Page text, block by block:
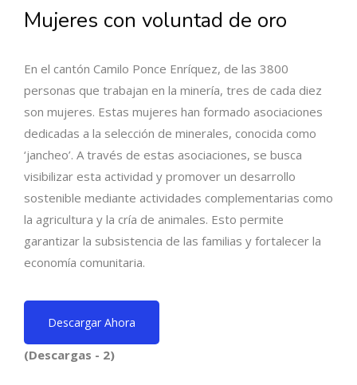
Mujeres con voluntad de oro
En el cantón Camilo Ponce Enríquez, de las 3800
personas que trabajan en la minería, tres de cada diez
son mujeres. Estas mujeres han formado asociaciones
dedicadas a la selección de minerales, conocida como
‘jancheo’. A través de estas asociaciones, se busca
visibilizar esta actividad y promover un desarrollo
sostenible mediante actividades complementarias como
la agricultura y la cría de animales. Esto permite
garantizar la subsistencia de las familias y fortalecer la
economía comunitaria.
Descargar Ahora
(Descargas - 2)